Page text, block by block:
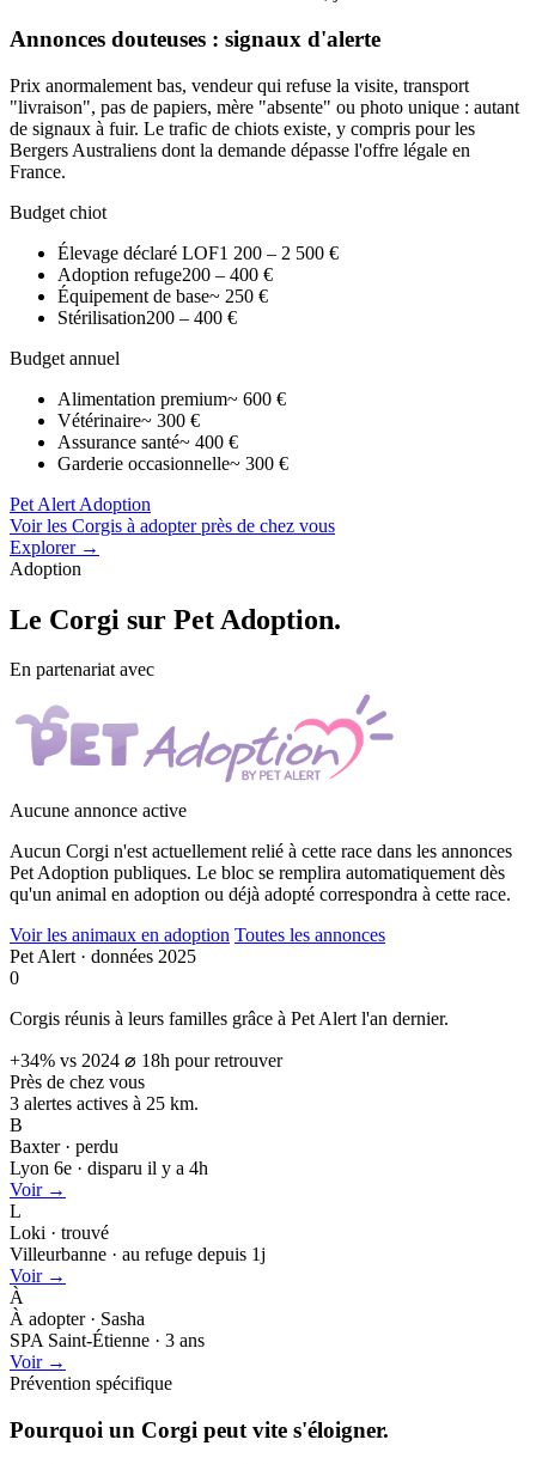
Annonces douteuses : signaux d'alerte
Prix anormalement bas, vendeur qui refuse la visite, transport
"livraison", pas de papiers, mère "absente" ou photo unique : autant
de signaux à fuir. Le trafic de chiots existe, y compris pour les
Bergers Australiens dont la demande dépasse l'offre légale en
France.
Budget chiot
Élevage déclaré LOF1 200 – 2 500 €
Adoption refuge200 – 400 €
Équipement de base~ 250 €
Stérilisation200 – 400 €
Budget annuel
Alimentation premium~ 600 €
Vétérinaire~ 300 €
Assurance santé~ 400 €
Garderie occasionnelle~ 300 €
Pet Alert Adoption
Voir les Corgis à adopter près de chez vous
Explorer →
Adoption
Le Corgi sur Pet Adoption.
En partenariat avec
Aucune annonce active
Aucun Corgi n'est actuellement relié à cette race dans les annonces
Pet Adoption publiques. Le bloc se remplira automatiquement dès
qu'un animal en adoption ou déjà adopté correspondra à cette race.
Voir les animaux en adoption Toutes les annonces
Pet Alert · données 2025
0
Corgis réunis à leurs familles grâce à Pet Alert l'an dernier.
+34% vs 2024 ⌀ 18h pour retrouver
Près de chez vous
3 alertes actives à 25 km.
B
Baxter · perdu
Lyon 6e · disparu il y a 4h
Voir →
L
Loki · trouvé
Villeurbanne · au refuge depuis 1j
Voir →
À
À adopter · Sasha
SPA Saint-Étienne · 3 ans
Voir →
Prévention spécifique
Pourquoi un Corgi peut vite s'éloigner.